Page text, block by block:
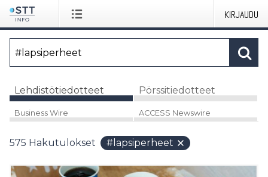
KIRJAUDU
Lehdistötiedotteet Pörssitiedotteet
Business Wire ACCESS Newswire
575 Hakutulokset #lapsiperheet